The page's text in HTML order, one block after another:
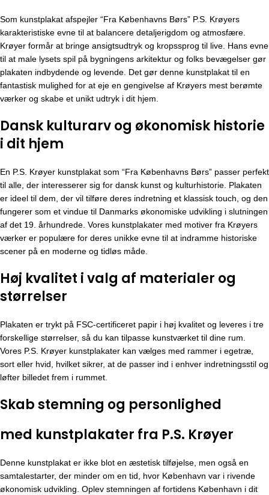
Som kunstplakat afspejler “Fra Københavns Børs” P.S. Krøyers
karakteristiske evne til at balancere detaljerigdom og atmosfære.
Krøyer formår at bringe ansigtsudtryk og kropssprog til live. Hans evne
til at male lysets spil på bygningens arkitektur og folks bevægelser gør
plakaten indbydende og levende. Det gør denne kunstplakat til en
fantastisk mulighed for at eje en gengivelse af Krøyers mest berømte
værker og skabe et unikt udtryk i dit hjem.
Dansk kulturarv og økonomisk historie
i dit hjem
En P.S. Krøyer kunstplakat som “Fra Københavns Børs” passer perfekt
til alle, der interesserer sig for dansk kunst og kulturhistorie. Plakaten
er ideel til dem, der vil tilføre deres indretning et klassisk touch, og den
fungerer som et vindue til Danmarks økonomiske udvikling i slutningen
af det 19. århundrede. Vores kunstplakater med motiver fra Krøyers
værker er populære for deres unikke evne til at indramme historiske
scener på en moderne og tidløs måde.
Høj kvalitet i valg af materialer og
størrelser
Plakaten er trykt på FSC-certificeret papir i høj kvalitet og leveres i tre
forskellige størrelser, så du kan tilpasse kunstværket til dine rum.
Vores P.S. Krøyer kunstplakater kan vælges med rammer i egetræ,
sort eller hvid, hvilket sikrer, at de passer ind i enhver indretningsstil og
løfter billedet frem i rummet.
Skab stemning og personlighed
med kunstplakater fra P.S. Krøyer
Denne kunstplakat er ikke blot en æstetisk tilføjelse, men også en
samtalestarter, der minder om en tid, hvor København var i rivende
økonomisk udvikling. Oplev stemningen af fortidens København i dit